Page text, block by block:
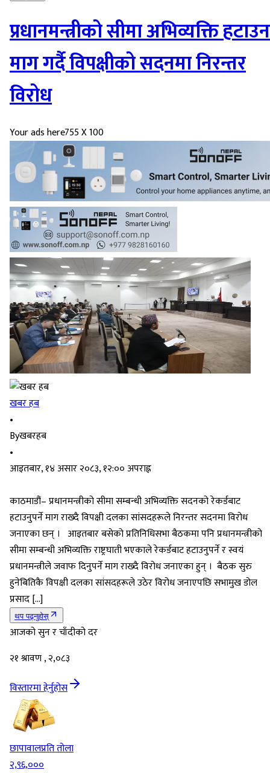
प्रधानमन्त्रीको सीमा अभिव्यक्ति हटाउन
माग गर्दै विपक्षीको सदनमा निरन्तर
विरोध
Your ads here755 X 100
खबर हब
•
Byखबरहब
•
आइतबार, १४ असार २०८३, १२:०० अपराह्न
काठमाडौं– प्रधानमन्त्रीको सीमा सम्बन्धी अभिव्यक्ति सदनको रेकर्डबाट
हटाउनुपर्ने माग राख्दै विपक्षी दलका सांसदहरूले निरन्तर सदनमा विरोध
जनाएका छन् । आइतबार बसेको प्रतिनिधिसभा बैठकमा पनि प्रधानमन्त्रीको
सीमा सम्बन्धी अभिव्यक्ति राष्ट्रघाती भएकाले रेकर्डबाट हटाउनुपर्ने र स्वयं
प्रधानमन्त्रीले जवाफ दिनुपर्ने माग राख्दै विरोध जनाएका हुन् । बैठक सुरु
हुनेबितिकै विपक्षी दलका सांसदहरूले उठेर विरोध जनाएपछि सभामुख डोल
प्रसाद […]
थप पढ्नुहोस्
आजको सुन र चाँदीको दर
२१ श्रावण , २,०८३
विस्तारमा हेर्नुहोस
छापावालप्रति तोला
२,९६,०००